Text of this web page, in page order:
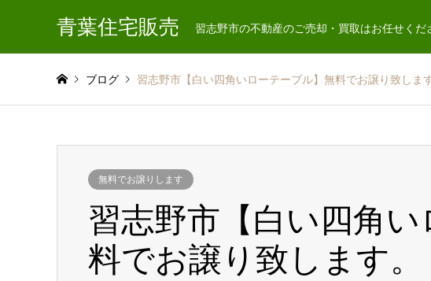
青葉住宅販売 習志野市の不動産のご売却・買取はお任せくだ
ブログ 習志野市【白い四角いローテーブル】無料でお譲り致します
無料でお譲りします
習志野市【白い四角
料でお譲り致します。